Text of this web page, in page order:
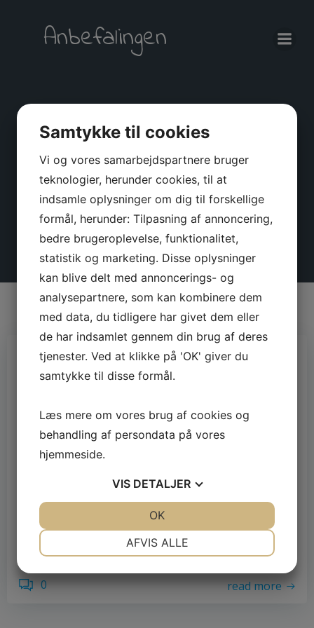
indhold
Anbefalingen
Dag:28.
september 2022
afKirsten Olsen
september 28, 2022
Korttavler er et kort, der kan bruges til at vise
oplysninger om et bestemt område, en vagtplan
eller andet information. Det kan bruges til at vise
placeringen af funktioner, veje og andre vigtige
indendørs og udendørs brug. Hvordan planlægger
man bedst på en arbejdsplads? Når man skal
planlægge et […]
0 read more
Samtykke til cookies
Vi og vores samarbejdspartnere bruger
teknologier, herunder cookies, til at
indsamle oplysninger om dig til forskellige
formål, herunder: Tilpasning af annoncering,
bedre brugeroplevelse, funktionalitet,
statistik og marketing. Disse oplysninger
kan blive delt med annoncerings- og
analysepartnere, som kan kombinere dem
med data, du tidligere har givet dem eller
de har indsamlet gennem din brug af deres
tjenester. Ved at klikke på 'OK' giver du
samtykke til disse formål.
Læs mere om vores brug af cookies og
behandling af persondata på vores
hjemmeside.
VIS DETALJER
STATISTIK
AFVIS ALLE
OK